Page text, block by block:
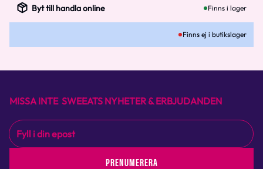
Byt till handla online Finns i lager
Finns ej i butikslager
MISSA INTE SWEEATS NYHETER & ERBJUDANDEN
PRENUMERERA